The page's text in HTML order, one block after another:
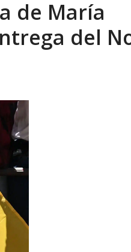
en... AGOSTO 7, 2026
de María
del